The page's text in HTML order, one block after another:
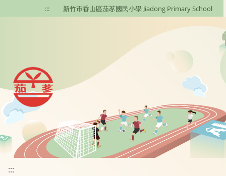
移至網頁之主要內容區位置
::: 新竹市香山區茄苳國民小學 Jiadong Primary School
:::